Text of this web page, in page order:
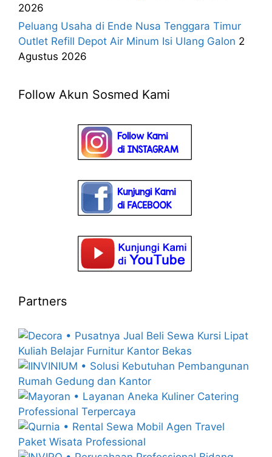
2026
Peluang Usaha di Ende Nusa Tenggara Timur
Outlet Refill Depot Air Minum Isi Ulang Galon 2
Agustus 2026
Follow Akun Sosmed Kami
Partners